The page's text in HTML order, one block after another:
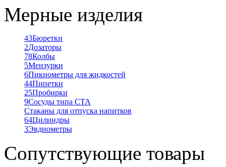
Мерные изделия
43Бюретки
2Дозаторы
78Колбы
5Мензурки
6Пикнометры для жидкостей
44Пипетки
25Пробирки
9Сосуды типа СТА
Стаканы для отпуска напитков
64Цилиндры
3Эвдиометры
Сопутствующие товары